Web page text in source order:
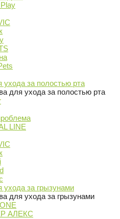
ухода за полостью рта
для ухода за полостью рта
LINE
ухода за грызунами
для ухода за грызунами
АЛЕКС